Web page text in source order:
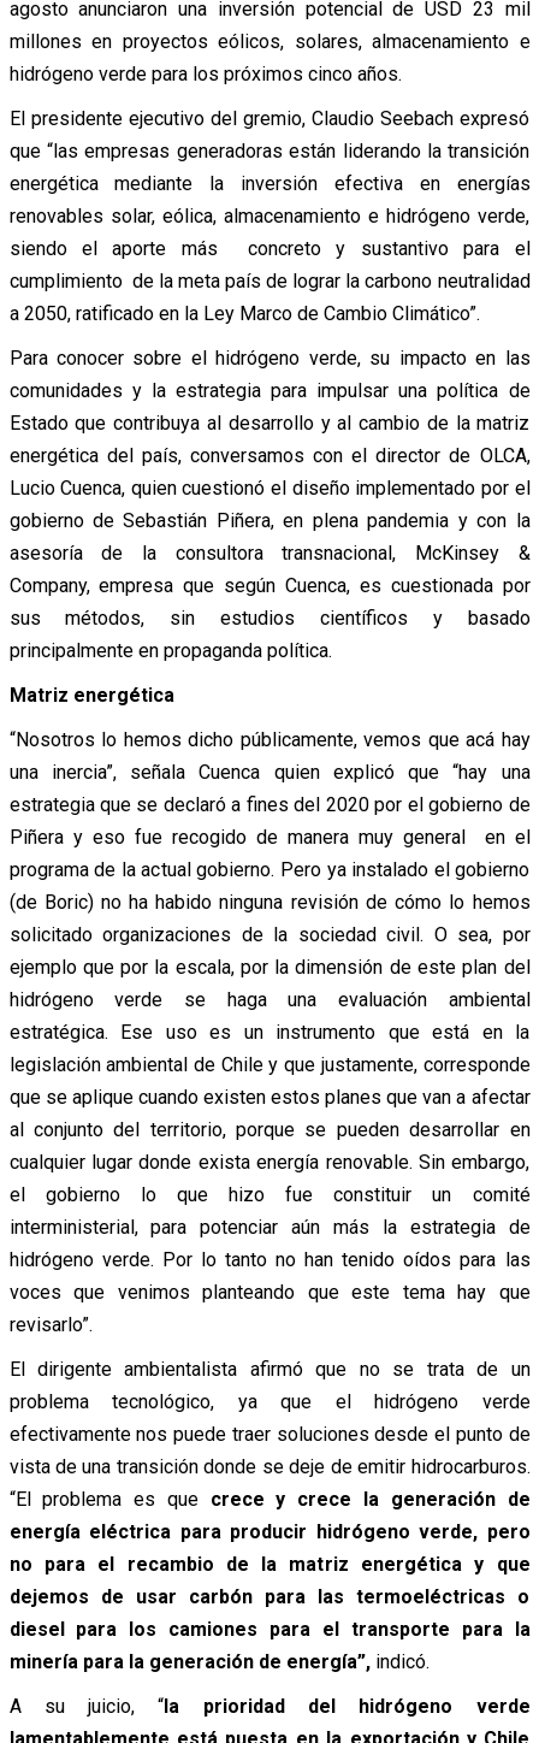
agosto anunciaron una inversión potencial de USD 23 mil
millones en proyectos eólicos, solares, almacenamiento e
hidrógeno verde para los próximos cinco años.
El presidente ejecutivo del gremio, Claudio Seebach expresó
que “las empresas generadoras están liderando la transición
energética mediante la inversión efectiva en energías
renovables solar, eólica, almacenamiento e hidrógeno verde,
siendo el aporte más concreto y sustantivo para el
cumplimiento de la meta país de lograr la carbono neutralidad
a 2050, ratificado en la Ley Marco de Cambio Climático”.
Para conocer sobre el hidrógeno verde, su impacto en las
comunidades y la estrategia para impulsar una política de
Estado que contribuya al desarrollo y al cambio de la matriz
energética del país, conversamos con el director de OLCA,
Lucio Cuenca, quien cuestionó el diseño implementado por el
gobierno de Sebastián Piñera, en plena pandemia y con la
asesoría de la consultora transnacional, McKinsey &
Company, empresa que según Cuenca, es cuestionada por
sus métodos, sin estudios científicos y basado
principalmente en propaganda política.
Matriz energética
“Nosotros lo hemos dicho públicamente, vemos que acá hay
una inercia”, señala Cuenca quien explicó que “hay una
estrategia que se declaró a fines del 2020 por el gobierno de
Piñera y eso fue recogido de manera muy general en el
programa de la actual gobierno. Pero ya instalado el gobierno
(de Boric) no ha habido ninguna revisión de cómo lo hemos
solicitado organizaciones de la sociedad civil. O sea, por
ejemplo que por la escala, por la dimensión de este plan del
hidrógeno verde se haga una evaluación ambiental
estratégica. Ese uso es un instrumento que está en la
legislación ambiental de Chile y que justamente, corresponde
que se aplique cuando existen estos planes que van a afectar
al conjunto del territorio, porque se pueden desarrollar en
cualquier lugar donde exista energía renovable. Sin embargo,
el gobierno lo que hizo fue constituir un comité
interministerial, para potenciar aún más la estrategia de
hidrógeno verde. Por lo tanto no han tenido oídos para las
voces que venimos planteando que este tema hay que
revisarlo”.
El dirigente ambientalista afirmó que no se trata de un
problema tecnológico, ya que el hidrógeno verde
efectivamente nos puede traer soluciones desde el punto de
vista de una transición donde se deje de emitir hidrocarburos.
“El problema es que crece y crece la generación de
energía eléctrica para producir hidrógeno verde, pero
no para el recambio de la matriz energética y que
dejemos de usar carbón para las termoeléctricas o
diesel para los camiones para el transporte para la
minería para la generación de energía”, indicó.
A su juicio, “la prioridad del hidrógeno verde
lamentablemente está puesta en la exportación y Chile